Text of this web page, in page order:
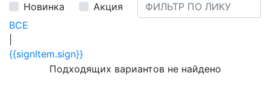
Новинка
Акция
ВСЕ
{{signItem.sign}}
Подходящих вариантов не найдено